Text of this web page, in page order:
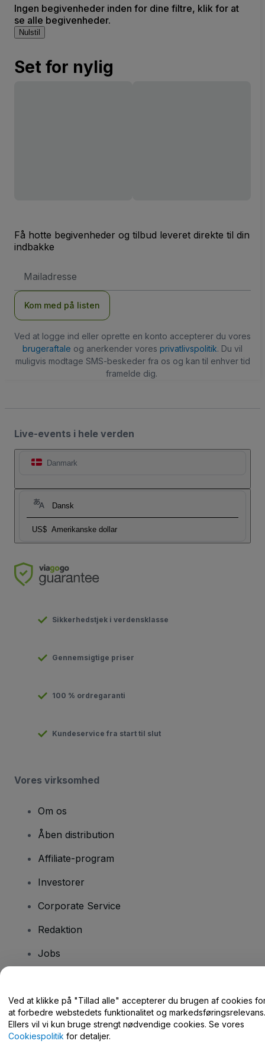
Ingen begivenheder inden for dine filtre, klik for at
se alle begivenheder.
Nulstil
Set for nylig
Få hotte begivenheder og tilbud leveret direkte til din
indbakke
adresse
Kom med på listen
Ved at logge ind eller oprette en konto accepterer du vores
brugeraftale og anerkender vores privatlivspolitik. Du vil
muligvis modtage SMS-beskeder fra os og kan til enhver tid
framelde dig.
Live-events i hele verden
Danmark
Dansk
US$ Amerikanske dollar
Sikkerhedstjek i verdensklasse
Gennemsigtige priser
100 % ordregaranti
Kundeservice fra start til slut
Vores virksomhed
Om os
Åben distribution
Affiliate-program
Investorer
Corporate Service
Redaktion
Jobs
Har du spørgsmål?
Hjælpecenter / Kontakt os
Ved at klikke på "Tillad alle" accepterer du brugen af cookies
at forbedre webstedets funktionalitet og markedsføringsrelevans.
Ellers vil vi kun bruge strengt nødvendige cookies. Se vores
Cookiespolitik for detaljer.